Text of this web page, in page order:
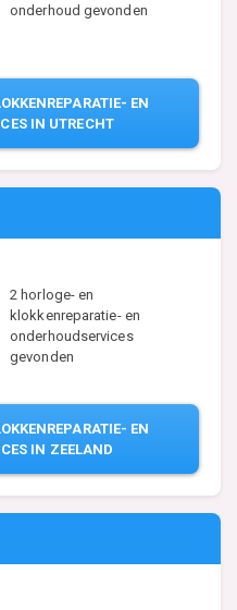
onderhoud gevonden
EN
IN UTRECHT
2 horloge- en
klokkenreparatie- en
onderhoudservices
gevonden
EN
IN ZEELAND